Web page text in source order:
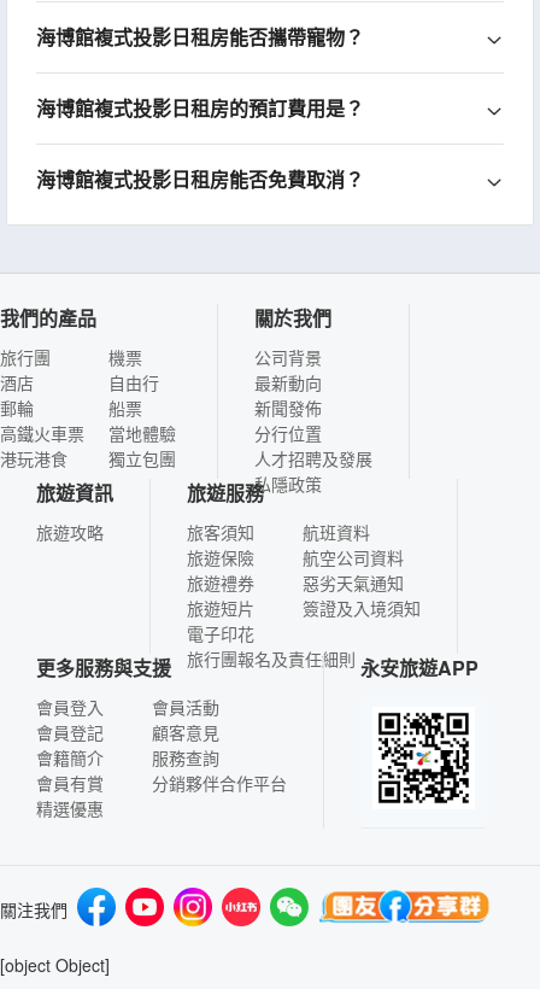
海博館複式投影日租房能否攜帶寵物？
海博館複式投影日租房的預訂費用是？
海博館複式投影日租房能否免費取消？
我們的產品
旅行團
酒店
郵輪
高鐵火車票
港玩港食
機票
自由行
船票
當地體驗
獨立包團
關於我們
公司背景
最新動向
新聞發佈
分行位置
人才招聘及發展
私隱政策
旅遊資訊
旅遊攻略
旅遊服務
旅客須知
旅遊保險
旅遊禮券
旅遊短片
電子印花
航班資料
航空公司資料
惡劣天氣通知
簽證及入境須知
旅行團報名及責任細則
更多服務與支援
會員登入
會員登記
會籍簡介
會員有賞
精選優惠
會員活動
顧客意見
服務查詢
分銷夥伴合作平台
永安旅遊APP
關注我們
[object Object]